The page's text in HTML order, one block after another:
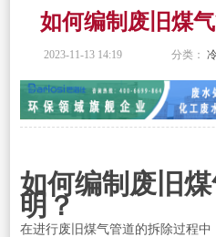
如何编制废旧煤
2023-11-13 14:19 分类：
如何编制废旧
明？
在进行废旧煤气管道的拆除过程